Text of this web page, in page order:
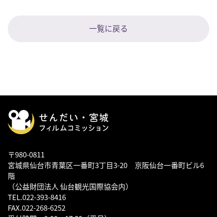
一覧に戻る
〒980-0811
宮城県仙台市青葉区一番町3丁目3-20 京阪仙台一番町ビル6
階
（公益財団法人 仙台観光国際協会内）
TEL.022-393-8416
FAX.022-268-6252